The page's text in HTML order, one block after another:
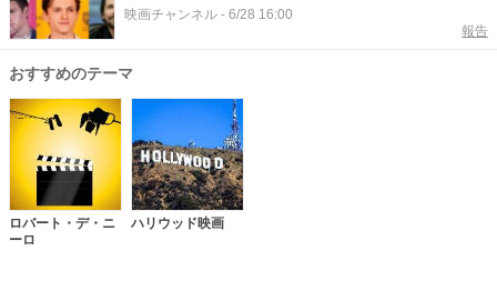
ドル損失の問題作
映画チャンネル - 6/28 16:00
報告
おすすめのテーマ
ロバート・デ・ニ
ーロ
ハリウッド映画